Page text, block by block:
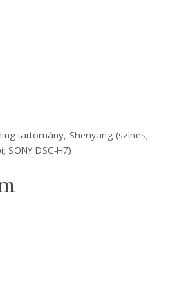
tartomány, Shenyang (színes;
SONY DSC-H7)